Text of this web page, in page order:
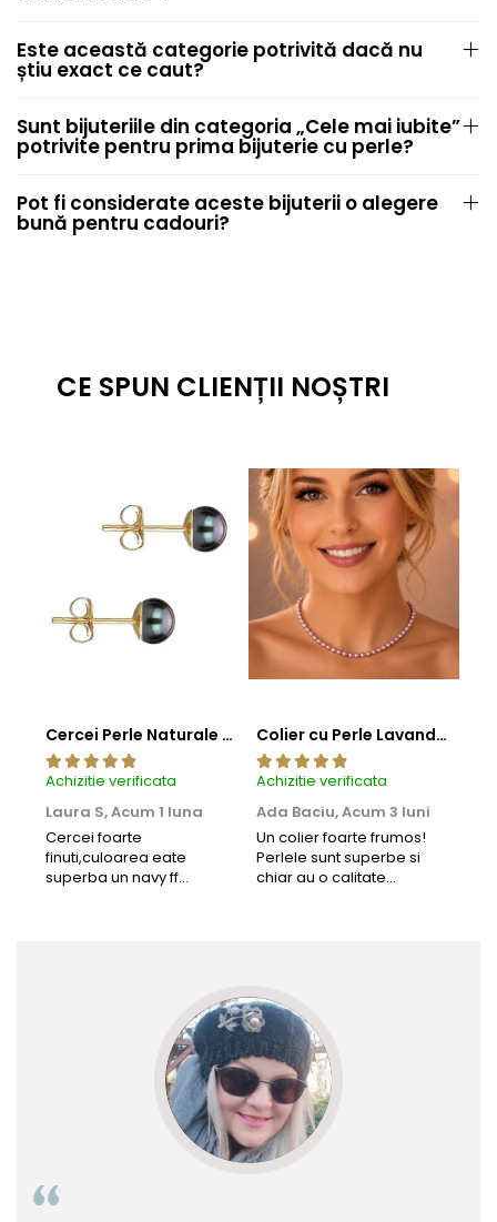
Este această categorie potrivită dacă nu
știu exact ce caut?
Sunt bijuteriile din categoria „Cele mai iubite”
potrivite pentru prima bijuterie cu perle?
Pot fi considerate aceste bijuterii o alegere
bună pentru cadouri?
CE SPUN CLIENȚII NOȘTRI
Cercei Perle Naturale Negre 5-6 mm, Buton AAA, Aur 14K (aur 585), Tip Șurub | KASKADDA®
Achizitie verificata
Laura S,Acum 1 luna
Cercei foarte
finuti,culoarea eate
superba un navy ff
Colier cu Perle Lavanda la Baza Gatului, de 4-5 mm, Perle Rare, Calitate AAA+, Aur 14K | KASKADDA®
Achizitie verificata
Ada Baciu,Acum 3 luni
Un colier foarte frumos!
Perlele sunt superbe si
chiar au o calitate